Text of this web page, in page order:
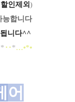
할인제외)
능합니다
니다^^
* ‥*…•*•
어